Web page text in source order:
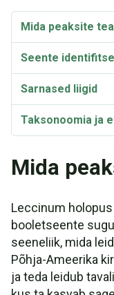
Mida peaksite
Seente
Sarnased liigid
Taksonoomia ja
Mida
Leccinum
booletseente
seeneliik, mida
Põhja-Ameerika
ja teda leidub